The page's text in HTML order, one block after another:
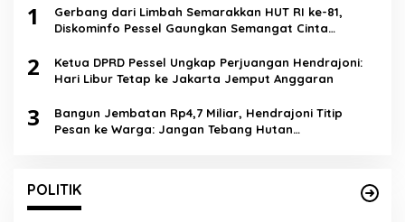
1
Gerbang dari Limbah Semarakkan HUT RI ke-81,
Diskominfo Pessel Gaungkan Semangat Cinta
2
Ketua DPRD Pessel Ungkap Perjuangan Hendrajoni:
Hari Libur Tetap ke Jakarta Jemput Anggaran
3
Bangun Jembatan Rp4,7 Miliar, Hendrajoni Titip
Pesan ke Warga: Jangan Tebang Hutan
POLITIK